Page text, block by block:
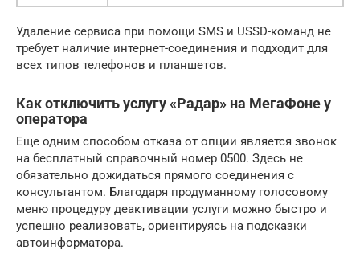
Удаление сервиса при помощи SMS и USSD-команд не
требует наличие интернет-соединения и подходит для
всех типов телефонов и планшетов.
Как отключить услугу «Радар» на МегаФоне у
оператора
Еще одним способом отказа от опции является звонок
на бесплатный справочный номер 0500. Здесь не
обязательно дожидаться прямого соединения с
консультантом. Благодаря продуманному голосовому
меню процедуру деактивации услуги можно быстро и
успешно реализовать, ориентируясь на подсказки
автоинформатора.